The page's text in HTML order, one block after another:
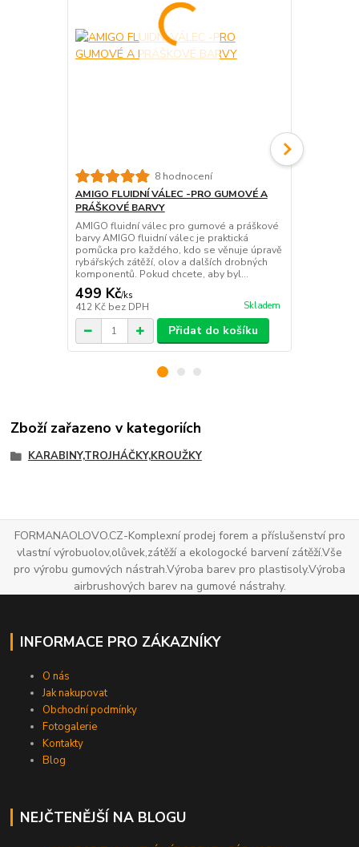
8 hodnocení
AMIGO FLUIDNÍ VÁLEC -PRO GUMOVÉ A
PRÁŠKOVÉ BARVY
AMIGO fluidní válec pro gumové a práškové
barvy AMIGO fluidní válec je praktická
pomůcka pro každého, kdo se věnuje úpravě
rybářských zátěží, olov a dalších drobných
komponentů. Pokud chcete, aby byl...
499 Kč/ks
412 Kč bez DPH Skladem
Přidat do košíku
Zboží zařazeno v kategoriích
KARABINY,TROJHÁČKY,KROUŽKY
FORMANAOLOVO.CZ-Komplexní prodej forem a příslušenství pro
vlastní výrobuolov,olůvek,zátěží a ekologocké barvení zátěží.Vše
pro výrobu gumových nástrah.Výroba barev pro plastisoly.Výroba
airbrushových barev na gumové nástrahy.
INFORMACE PRO ZÁKAZNÍKY
O nás
Jak nakupovat
Obchodní podmínky
Fotogalerie
Kontakty
Blog
NEJČTENĚJŠÍ NA BLOGU